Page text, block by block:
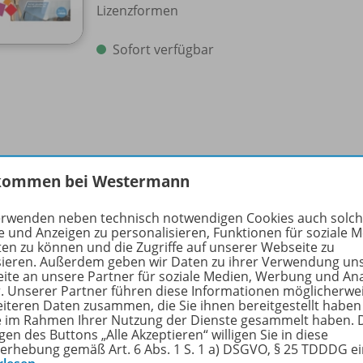
Lizenzformen
Sofort verfügbar
von A bis Z (2020)
komplette Regelwerk der DIN 5008: 2020 wird von A bis
Lern- und Nachschlagewerk
, Stichwort-, Abbildungs- und Tabellenverzeichnis
BPW (BuchPlusWeb) enthält DIN-gerechte Word-Vorlagen
bei Westermann
neben technisch notwendigen Cookies auch
und Anzeigen zu personalisieren, Funktionen für soziale
zu können und die Zugriffe auf unserer Webseite zu
Außerdem geben wir Daten zu ihrer Verwendung
an unsere Partner für soziale Medien, Werbung und
Unserer Partner führen diese Informationen
Daten zusammen, die Sie ihnen bereitgestellt
im Rahmen Ihrer Nutzung der Dienste gesammelt haben.
des Buttons „Alle Akzeptieren“ willigen Sie in diese
gemäß Art. 6 Abs. 1 S. 1 a) DSGVO, § 25 TDDDG